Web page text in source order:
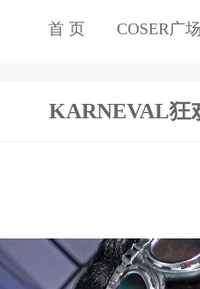
首 页 COSER广
KARNEVAL狂